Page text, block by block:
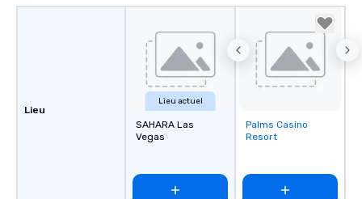
Lieu
Lieu actuel
SAHARA Las
Vegas
Removed from
favorites
Palms Casino
Resort